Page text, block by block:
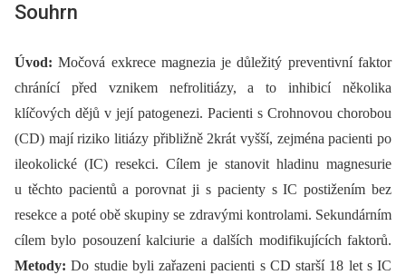
Souhrn
Úvod:Močová exkrece magnezia je důležitý preventivní faktor
chránící před vznikem nefrolitiázy, a to inhibicí několika
klíčových dějů v její patogenezi. Pacienti s Crohnovou chorobou
(CD) mají riziko litiázy přibližně 2krát vyšší, zejména pacienti po
ileokolické (IC) resekci. Cílem je stanovit hladinu magnesurie
u těchto pacientů a porovnat ji s pacienty s IC postižením bez
resekce a poté obě skupiny se zdravými kontrolami. Sekundárním
cílem bylo posouzení kalciurie a dalších modifikujících faktorů.
Metody:Do studie byli zařazeni pacienti s CD starší 18 let s IC